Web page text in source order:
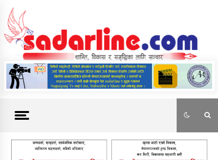
content
News For Nepal